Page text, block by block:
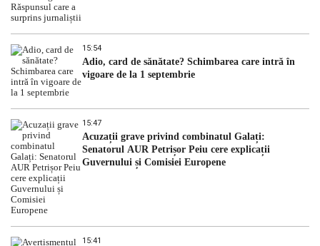
15:54
Adio, card de sănătate? Schimbarea care intră în
vigoare de la 1 septembrie
15:47
Acuzații grave privind combinatul Galați:
Senatorul AUR Petrișor Peiu cere explicații
Guvernului și Comisiei Europene
15:41